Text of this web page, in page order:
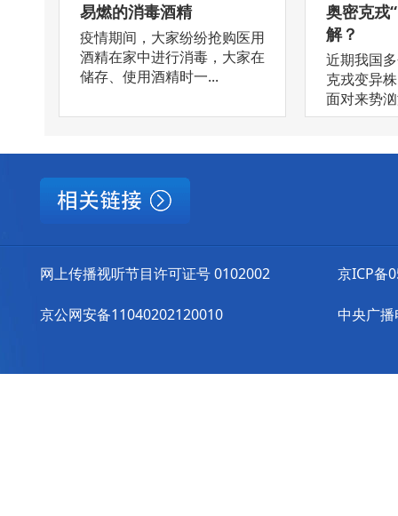
易燃的消毒酒精
疫情期间，大家纷纷抢购医用
酒精在家中进行消毒，大家在
储存、使用酒精时一...
奥密克戎
解？
近期我国
克戎变异
面对来势
网上传播视听节目许可证号 0102002
京公网安备11040202120010
京ICP备
中央广